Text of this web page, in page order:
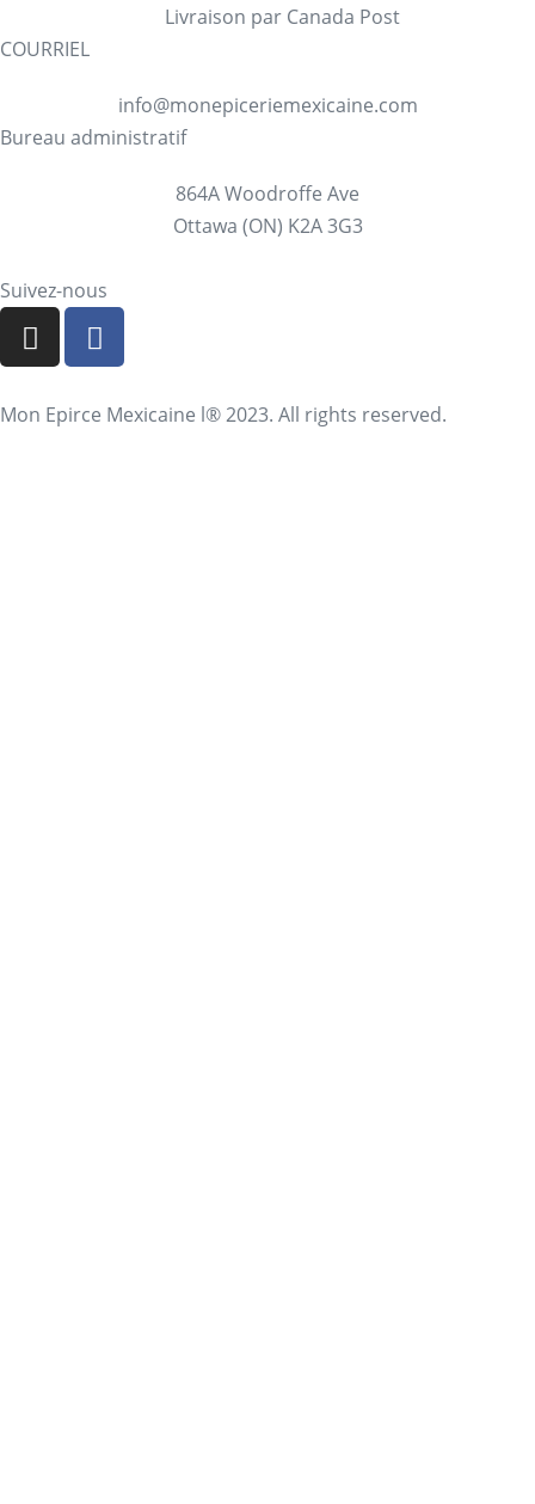
Livraison par Canada Post
COURRIEL
info@monepiceriemexicaine.com
Bureau administratif
864A Woodroffe Ave
Ottawa (ON) K2A 3G3
Suivez-nous
Mon Epirce Mexicaine l® 2023. All rights reserved.